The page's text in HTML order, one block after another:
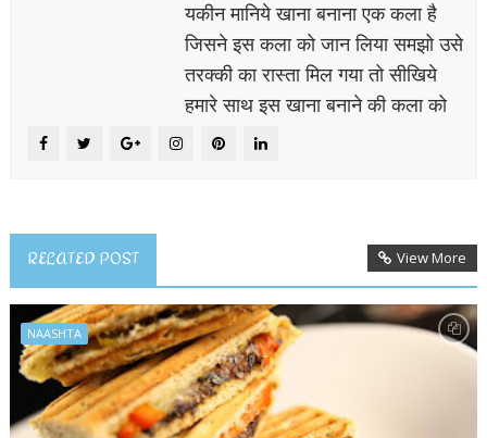
यकीन मानिये खाना बनाना एक कला है
जिसने इस कला को जान लिया समझो उसे
तरक्की का रास्ता मिल गया तो सीखिये
हमारे साथ इस खाना बनाने की कला को
RELATED POST View More
NAASHTA